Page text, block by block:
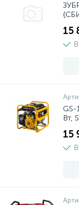
15
-
GS-
Вт,
15
-